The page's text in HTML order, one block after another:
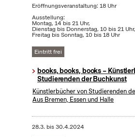
Eröffnungsveranstaltung: 18 Uhr
Ausstellung:
Montag, 14 bis 21 Uhr,
Dienstag bis Donnerstag, 10 bis 21 Uhr,
Freitag bis Sonntag, 10 bis 18 Uhr
Eintritt frei
books, books, books –
Studierenden der Buchkunst
Künstlerbücher von Studierenden
Aus Bremen, Essen und Halle
28.3. bis30.4.2024